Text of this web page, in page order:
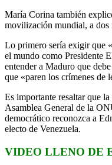
María Corina también
movilización mundial, a dos
Lo primero sería exigir que
el mundo como Presidente
entender a Maduro que
que «paren los crímenes de
Es importante resaltar que
Asamblea General de la
democrático reconozca a
electo de Venezuela.
VIDEO LLENO DE